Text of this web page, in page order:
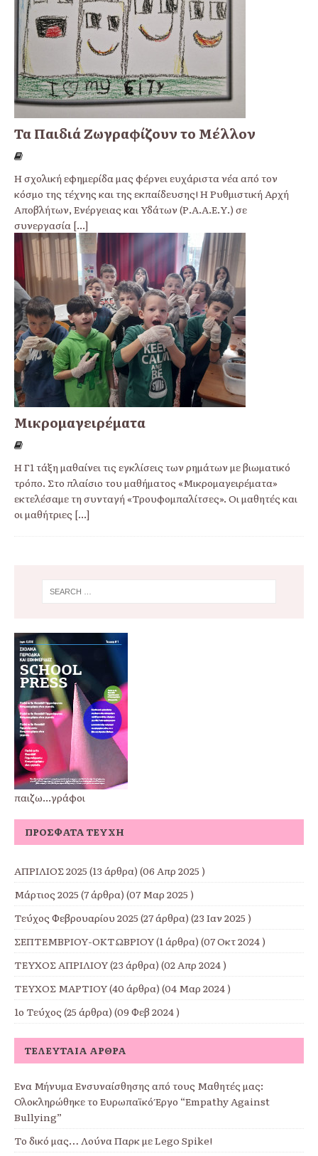
Τα Παιδιά Ζωγραφίζουν το Μέλλον
Η σχολική εφημερίδα μας φέρνει ευχάριστα νέα από τον
κόσμο της τέχνης και της εκπαίδευσης! Η Ρυθμιστική Αρχή
Αποβλήτων, Ενέργειας και Υδάτων (Ρ.Α.Α.Ε.Υ.) σε
συνεργασία [...]
Μικρομαγειρέματα
Η Γ1 τάξη μαθαίνει τις εγκλίσεις των ρημάτων με βιωματικό
τρόπο. Στο πλαίσιο του μαθήματος «Μικρομαγειρέματα»
εκτελέσαμε τη συνταγή «Τρουφομπαλίτσες». Οι μαθητές και
οι μαθήτριες [...]
παιζω...γράφοι
ΠΡΌΣΦΑΤΑ ΤΕΎΧΗ
ΑΠΡΙΛΙΟΣ 2025 (13 άρθρα) (06 Απρ 2025 )
Μάρτιος 2025 (7 άρθρα) (07 Μαρ 2025 )
Τεύχος Φεβρουαρίου 2025 (27 άρθρα) (23 Ιαν 2025 )
ΣΕΠΤΕΜΒΡΙΟΥ-ΟΚΤΩΒΡΙΟΥ(1 άρθρα) (07 Οκτ 2024 )
ΤΕΥΧΟΣ ΑΠΡΙΛΙΟΥ(23 άρθρα) (02 Απρ 2024 )
ΤΕΥΧΟΣ ΜΑΡΤΙΟΥ(40 άρθρα) (04 Μαρ 2024 )
1ο Τεύχος (25 άρθρα) (09 Φεβ 2024 )
ΤΕΛΕΥΤΑΊΑ ΆΡΘΡΑ
Ένα Μήνυμα Ενσυναίσθησης από τους Μαθητές μας:
Ολοκληρώθηκε το Ευρωπαϊκό Έργο “Empathy Against
Bullying”
Το δικό μας… Λούνα Παρκ με Lego Spike!